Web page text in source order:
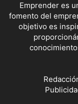
Emprender es
fomento del
objetivo es